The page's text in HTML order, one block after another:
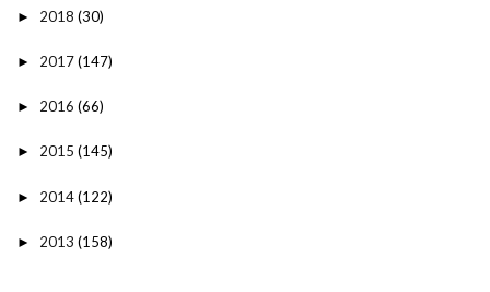
► 2018 (30)
► 2017(147)
► 2016 (66)
► 2015 (145)
► 2014(122)
► 2013 (158)